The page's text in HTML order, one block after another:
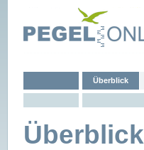
Überblick
Überblick